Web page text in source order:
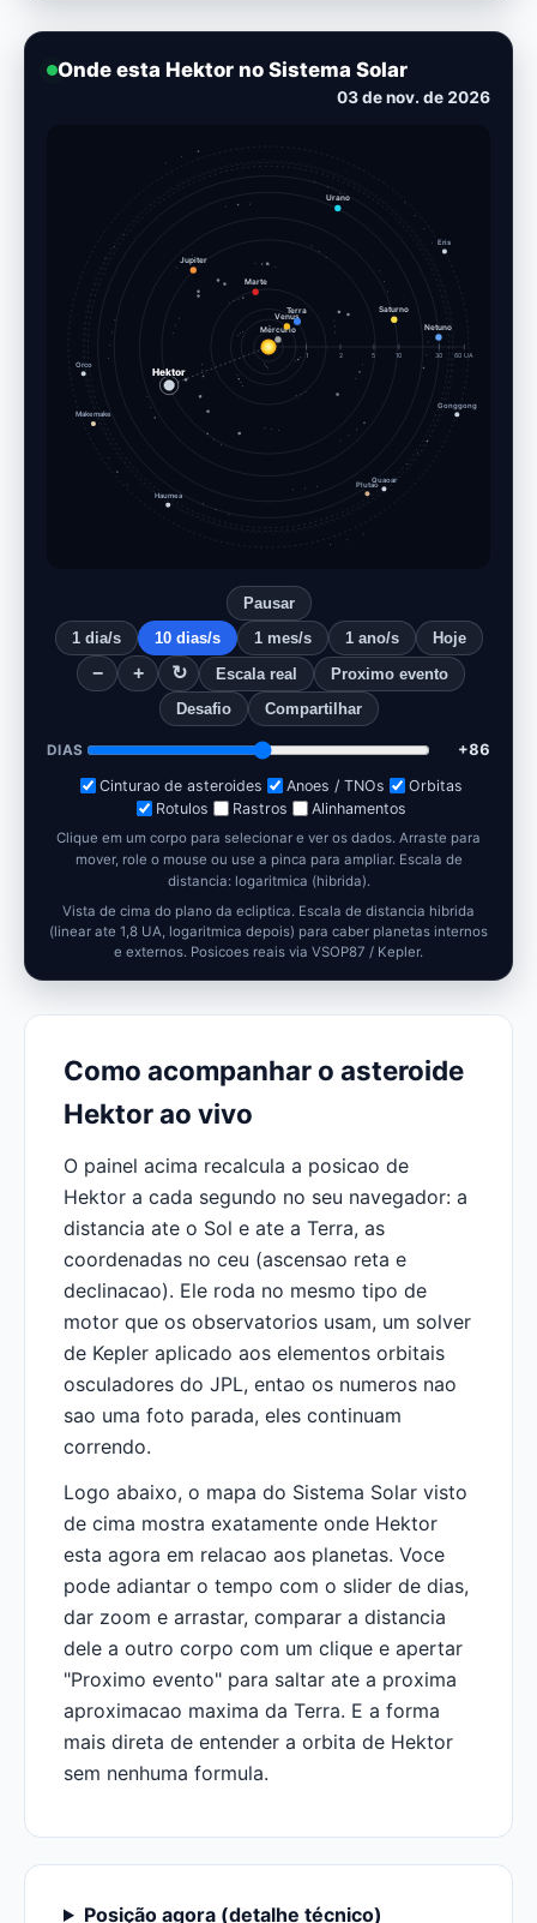
Onde esta Hektor no Sistema Solar
12 de nov. de 2026
1 2 5 10 30 60 UA
Mercurio
Venus
Terra
Marte
Jupiter
Saturno
Urano
Netuno
Plutao
Haumea
Makemake
Eris
Quaoar
Orco
Gonggong
Hektor
Pausar
1 dia/s
10 dias/s 1 mes/s 1 ano/s Hoje
− + ↻ Escala real
Proximo evento
Desafio
Compartilhar
DIAS
+95
Cinturao de asteroides
Anoes / TNOs
Orbitas
Rotulos
Rastros Alinhamentos
Clique em um corpo para selecionar e ver os dados. Arraste para
mover, role o mouse ou use a pinca para ampliar. Escala de
distancia: logaritmica (hibrida).
Vista de cima do plano da ecliptica. Escala de distancia hibrida
(linear ate 1,8 UA, logaritmica depois) para caber planetas internos
e externos. Posicoes reais via VSOP87 / Kepler.
Como acompanhar o asteroide
Hektor ao vivo
O painel acima recalcula a posicao de
Hektor a cada segundo no seu navegador: a
distancia ate o Sol e ate a Terra, as
coordenadas no ceu (ascensao reta e
declinacao). Ele roda no mesmo tipo de
motor que os observatorios usam, um solver
de Kepler aplicado aos elementos orbitais
osculadores do JPL, entao os numeros nao
sao uma foto parada, eles continuam
correndo.
Logo abaixo, o mapa do Sistema Solar visto
de cima mostra exatamente onde Hektor
esta agora em relacao aos planetas. Voce
pode adiantar o tempo com o slider de dias,
dar zoom e arrastar, comparar a distancia
dele a outro corpo com um clique e apertar
"Proximo evento" para saltar ate a proxima
aproximacao maxima da Terra. E a forma
mais direta de entender a orbita de Hektor
sem nenhuma formula.
Posição agora (detalhe técnico)